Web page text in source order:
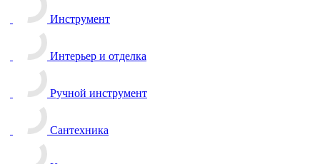
Инструмент
Интерьер и отделка
Ручной инструмент
Сантехника